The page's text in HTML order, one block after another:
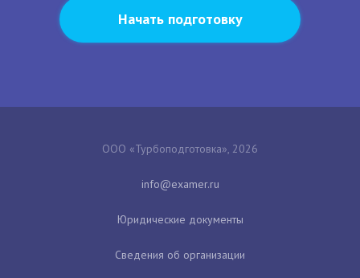
Начать подготовку
ООО «Турбоподготовка», 2026
Юридические документы
Сведения об организации